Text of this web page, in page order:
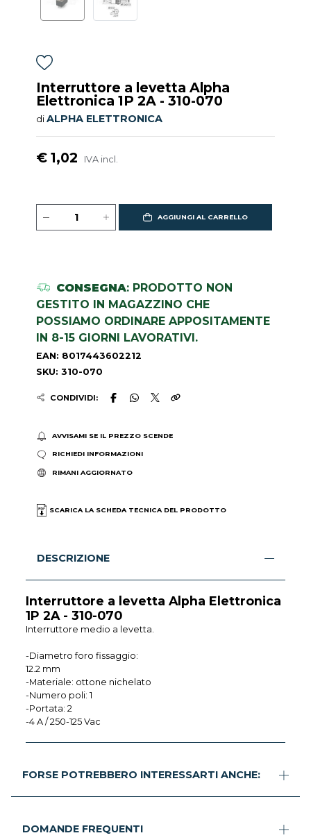
Interruttore a levetta Alpha
Elettronica 1P 2A - 310-070
diALPHA ELETTRONICA
€ 1,02 IVA incl.
AGGIUNGI AL CARRELLO
CONSEGNA: PRODOTTO NON
GESTITO IN MAGAZZINO CHE
POSSIAMO ORDINARE APPOSITAMENTE
IN 8-15 GIORNI LAVORATIVI.
EAN: 8017443602212
SKU: 310-070
CONDIVIDI:
AVVISAMI SE IL PREZZO SCENDE
RICHIEDI INFORMAZIONI
RIMANI AGGIORNATO
SCARICA LA SCHEDA TECNICA DEL PRODOTTO
DESCRIZIONE
Interruttore a levetta Alpha Elettronica
1P 2A - 310-070
Interruttore medio a levetta.
-Diametro foro fissaggio:
12.2 mm
-Materiale: ottone nichelato
-Numero poli: 1
-Portata: 2
-4 A / 250-125 Vac
FORSE POTREBBERO INTERESSARTI ANCHE:
DOMANDE FREQUENTI